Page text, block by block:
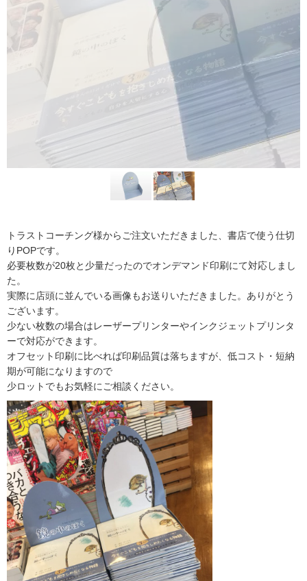
トラストコーチング様からご注文いただきました、書店で使う仕切
りPOPです。
必要枚数が20枚と少量だったのでオンデマンド印刷にて対応しまし
た。
実際に店頭に並んでいる画像もお送りいただきました。ありがとう
ございます。
少ない枚数の場合はレーザープリンターやインクジェットプリンタ
ーで対応ができます。
オフセット印刷に比べれば印刷品質は落ちますが、低コスト・短納
期が可能になりますので
少ロットでもお気軽にご相談ください。